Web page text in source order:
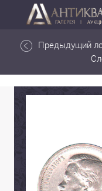
Предыдущий